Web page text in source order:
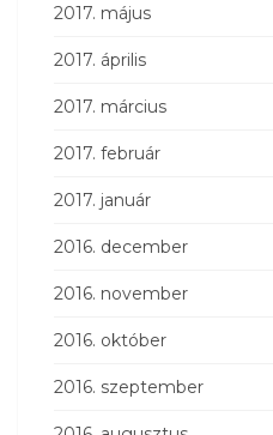
2017. május
2017. április
2017. március
2017. február
2017. január
2016. december
2016. november
2016. október
2016. szeptember